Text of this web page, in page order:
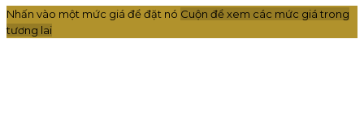
Nhấn vào một mức giá để đặt nó Cuộn để xem các mức giá trong
tương lai